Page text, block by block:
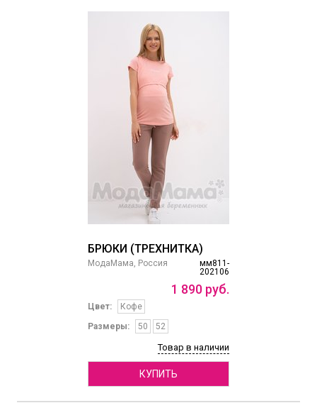
БРЮКИ (ТРЕХНИТКА)
мм811-
202106
МодаМама, Россия
1 890 руб.
Цвет:
Кофе
Размеры:
50 52
Товар в наличии
КУПИТЬ